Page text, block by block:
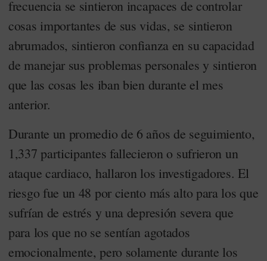
frecuencia se sintieron incapaces de controlar
cosas importantes de sus vidas, se sintieron
abrumados, sintieron confianza en su capacidad
de manejar sus problemas personales y sintieron
que las cosas les iban bien durante el mes
anterior.
Durante un promedio de 6 años de seguimiento,
1,337 participantes fallecieron o sufrieron un
ataque cardiaco, hallaron los investigadores. El
riesgo fue un 48 por ciento más alto para los que
sufrían de estrés y una depresión severa que
para los que no se sentían agotados
emocionalmente, pero solamente durante los